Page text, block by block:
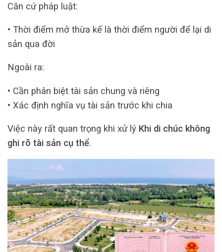
Căn cứ pháp luật:
• Thời điểm mở thừa kế là thời điểm người để lại di
sản qua đời
Ngoài ra:
• Cần phân biệt tài sản chung và riêng
• Xác định nghĩa vụ tài sản trước khi chia
Việc này rất quan trọng khi xử lý Khi di chúc không
ghi rõ tài sản cụ thể.